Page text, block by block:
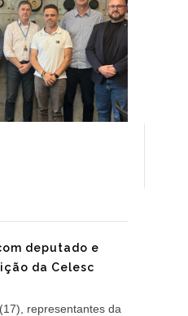
deputado e
da Celesc
representantes da